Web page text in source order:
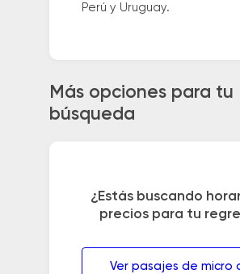
Perú y Uruguay.
Más opciones para tu
búsqueda
¿Estás buscando
precios para tu
Ver pasajes de micro